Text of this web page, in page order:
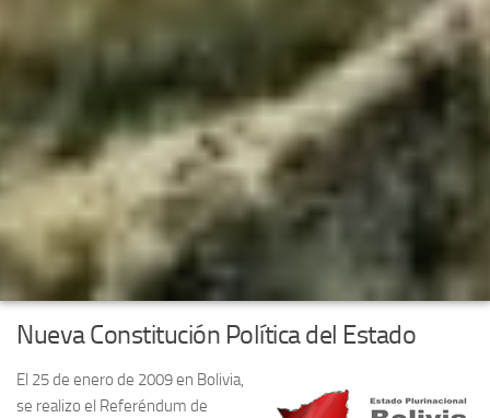
Nueva Constitución Política del Estado
El 25 de enero de 2009 en Bolivia,
se realizo el Referéndum de